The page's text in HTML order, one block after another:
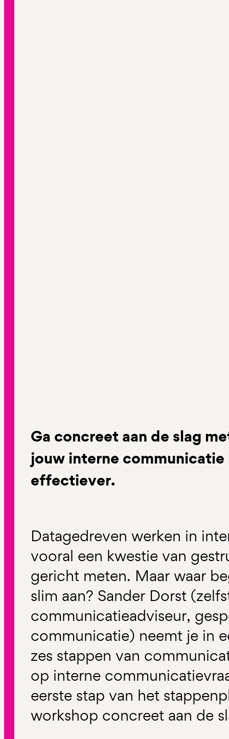
Ga concreet aan de slag
jouw interne
effectiever.
Datagedreven werken in
vooral een kwestie van
gericht meten. Maar waar
slim aan? Sander Dorst
communicatieadviseur,
communicatie) neemt je in
zes stappen van
op interne
eerste stap van het
workshop concreet aan de